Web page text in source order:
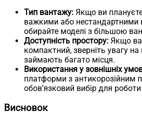
Тип вантажу: Якщо ви
важкими або нестандартними
обирайте моделі з більшою
Доступність простору: Якщо
компактний, зверніть увагу на
займають багато місця.
Використання у зовнішніх
платформи з антикорозійним
обов’язковий вибір для роботи
Висновок